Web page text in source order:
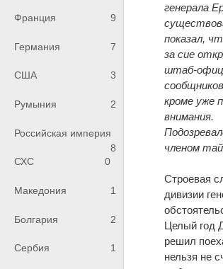
Франция 9
Германия 7
США 3
Румыния 2
Российская империя
8
СХС
0
Македония 1
Болгария 2
Сербия 1
генерала
показал,
за сие
штаб-
кроме уже
внимания.
членом
Строевая
дивизии
Целый год
решил
нельзя не